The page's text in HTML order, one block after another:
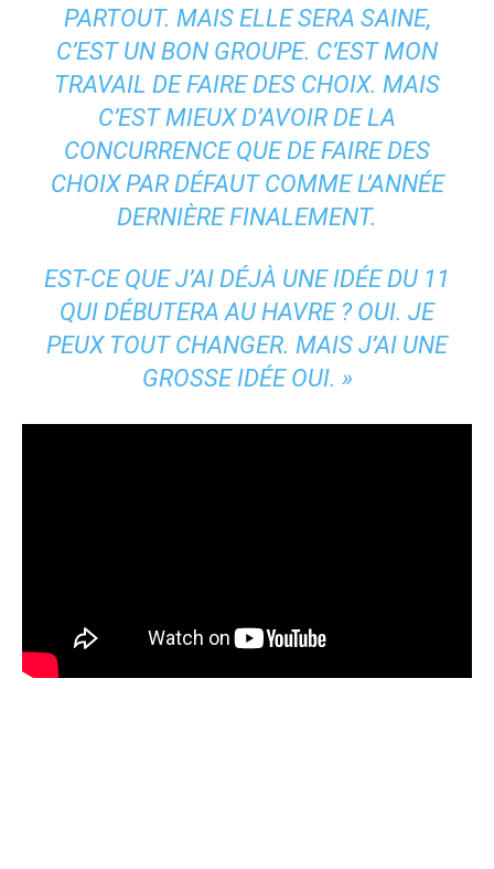
PARTOUT. MAIS ELLE SERA SAINE,
C’EST UN BON GROUPE. C’EST MON
TRAVAIL DE FAIRE DES CHOIX. MAIS
C’EST MIEUX D’AVOIR DE LA
CONCURRENCE QUE DE FAIRE DES
CHOIX PAR DÉFAUT COMME L’ANNÉE
DERNIÈRE FINALEMENT.
EST-CE QUE J’AI DÉJÀ UNE IDÉE DU 11
QUI DÉBUTERA AU HAVRE ? OUI. JE
PEUX TOUT CHANGER. MAIS J’AI UNE
GROSSE IDÉE OUI. »